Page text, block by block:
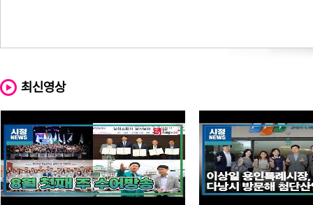
최신영상